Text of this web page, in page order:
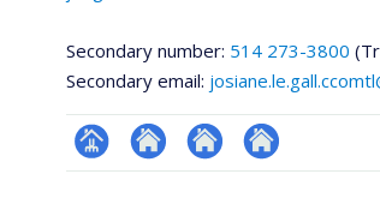
Secondary number: 514 273-3800
Secondary email:
Page Autre Autre Autre